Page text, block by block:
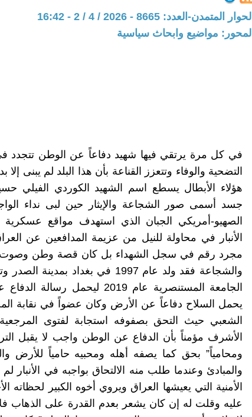
الحوار المتمدن-العدد: 8665 - 2026 / 4 / 2 - 16:42
المحور: مواضيع وابحاث سياسية
في كل مرة يرتقي فيها شهيد دفاعاً عن الوطن تتجدد
التضحية والوفاء وتتعزز القناعة بأن هذا البلد لم يبنى إلا
هؤلاء الأبطال يسطع اسم الشهيد الكوردي الفيلي
جسد أسمى صور الشجاعة والإيثار حين لبى نداء
الصهيو-أمريكي الجبان الذي استهدف مواقع
الأنبار في محاولة للنيل من عزيمة المدافعين عن
مجرد رقم في سجل الشهداء بل كان قصة وطن وصوت
والشجاعة فقد ولد عام 1997 في بغداد
الجامعة المستنصرية عام 2019
يحمل السلاح دفاعاً عن الأرض وكان عضواً في نقابة
الشعبي حيث التحق بصفوفه استجابة لفتوى المرجعية
الأشرف مؤمناً بأن الدفاع عن الوطن واجب لا يقبل
ومحامياً” بحق كما يصفه أهله ومحبيه حامياً للأرض
والمبادئ وعندما طلب منه الالتحاق بواجبه في الأنبار
الأمنية التي يعيشها العراق ويروي أخوه الكبير لحظاته
عليه وقلت له إن كان يشعر بعدم القدرة على الذهاب